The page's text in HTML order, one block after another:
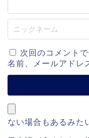
次回のコメント
名前、メールアドレ
ない場合もあるみ